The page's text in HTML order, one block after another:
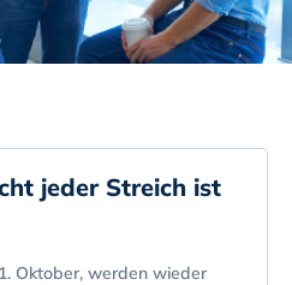
jeder Streich ist
Oktober, werden wieder